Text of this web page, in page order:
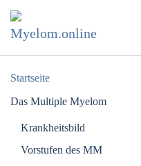
Zum Hauptinhalt springen
Startseite
Das Multiple Myelom
Krankheitsbild
Vorstufen des MM